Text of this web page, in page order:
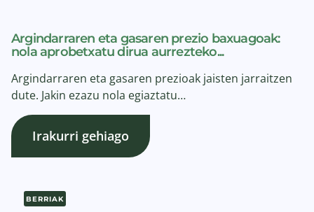
Argindarraren eta gasaren prezio baxuagoak:
nola aprobetxatu dirua aurrezteko...
Argindarraren eta gasaren prezioak jaisten jarraitzen
dute. Jakin ezazu nola egiaztatu…
Irakurri gehiago
BERRIAK